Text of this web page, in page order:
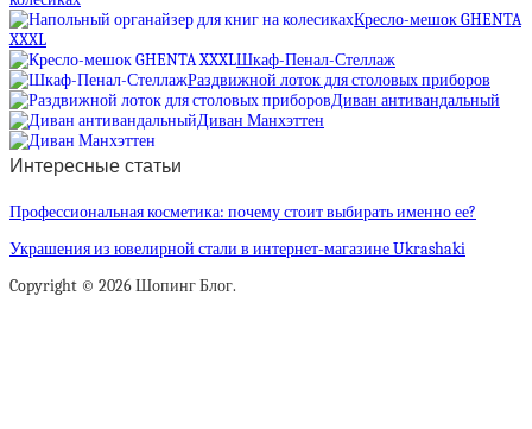
Кресло-мешок GHENTA
XXXL
Шкаф-Пенал-Стеллаж
Раздвижной лоток для столовых приборов
Диван антивандальный
Диван Манхэттен
Интересные статьи
Профессиональная косметика: почему стоит выбирать именно ее?
Украшения из ювелирной стали в интернет-магазине Ukrashaki
Copyright © 2026 Шопинг Блог.